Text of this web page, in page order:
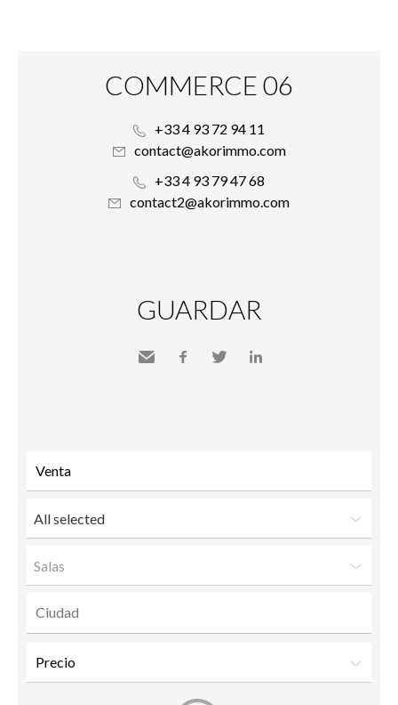
COMMERCE 06
+33 4 93 72 94 11
contact@akorimmo.com
+33 4 93 79 47 68
contact2@akorimmo.com
GUARDAR
All selected
Salas